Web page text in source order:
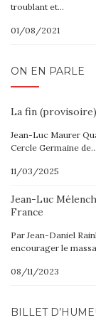
troublant et…
01/08/2021
ON EN PARLE
La fin
Jean-Luc Maurer
Cercle Germaine de…
11/03/2025
Jean-Luc
France
Par Jean-Daniel
encourager le
08/11/2023
BILLET